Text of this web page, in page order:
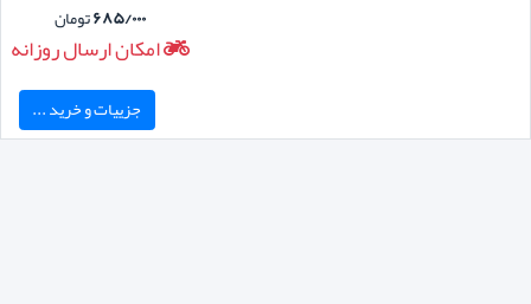
۶۸۵/۰۰۰تومان
امکان ارسال روزانه
جزییات و خرید ...